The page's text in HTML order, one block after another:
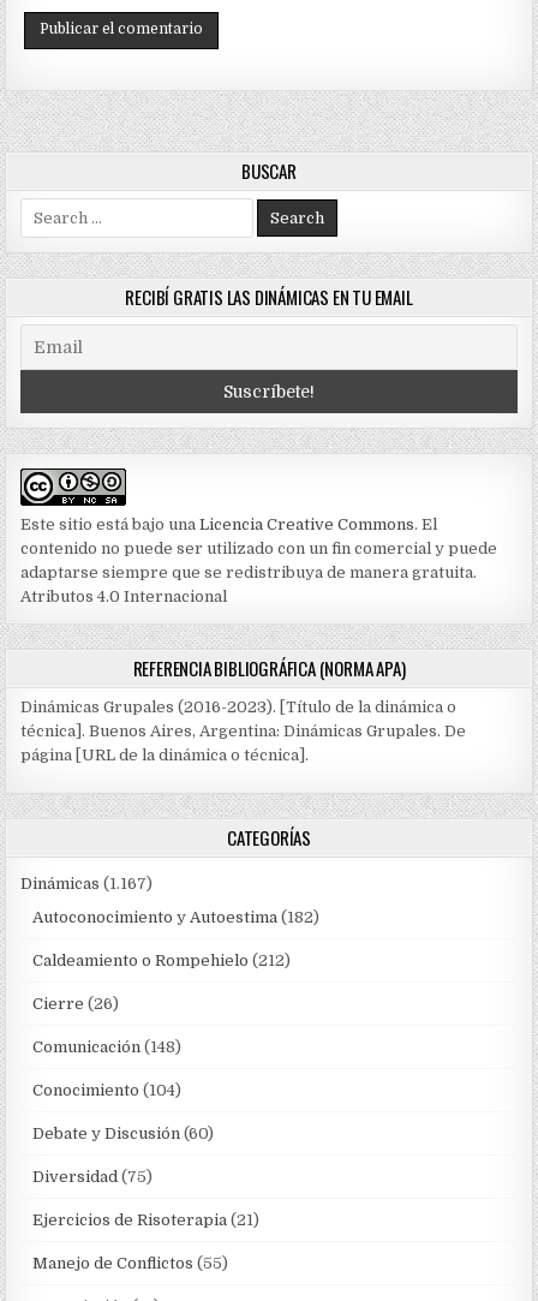
BUSCAR
Search
for:
RECIBÍ GRATIS LAS DINÁMICAS EN TU EMAIL
Este sitio está bajo unaLicencia Creative Commons. El
contenido no puede ser utilizado con un fin comercial y puede
adaptarse siempre que se redistribuya de manera gratuita.
Atributos 4.0 Internacional
REFERENCIA BIBLIOGRÁFICA (NORMA APA)
Dinámicas Grupales (2016-2023). [Título de la dinámica o
técnica]. Buenos Aires, Argentina: Dinámicas Grupales. De
página [URL de la dinámica o técnica].
CATEGORÍAS
Dinámicas (1.167)
Autoconocimiento y Autoestima (182)
Caldeamiento o Rompehielo (212)
Cierre (26)
Comunicación (148)
Conocimiento (104)
Debate y Discusión (60)
Diversidad (75)
Ejercicios de Risoterapia (21)
Manejo de Conflictos (55)